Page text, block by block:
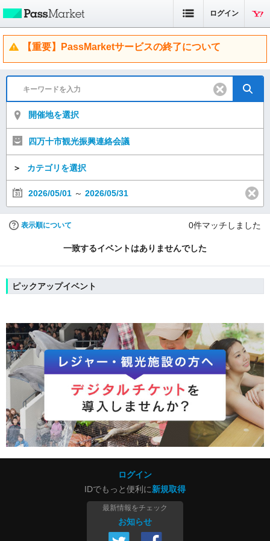
ログイン
【重要】PassMarketサービスの終了について
開催地を選択
四万十市観光振興連絡会議
＞ カテゴリを選択
2026/05/01 ～ 2026/05/31
表示順について 0件マッチしました
一致するイベントはありませんでした
ピックアップイベント
ログイン
IDでもっと便利に新規取得
最新情報をチェック
お知らせ